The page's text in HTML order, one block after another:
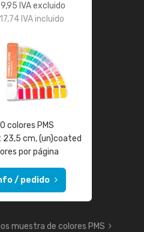
IVA excluido
IVA incluido
colores PMS
23,5 cm, (un)coated
por página
/ pedido
muestra de colores PMS